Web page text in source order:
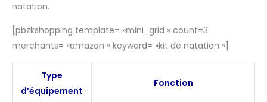
natation.
[pbzkshopping template= »mini_grid » count=3
merchants= »amazon » keyword= »kit de natation »]
Type
d’équipement
Fonction